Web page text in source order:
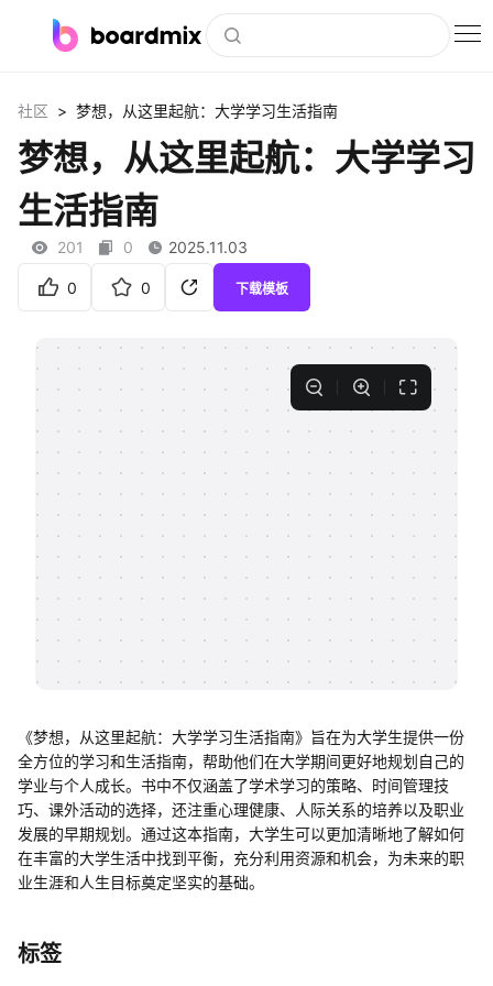
社区资源
会员
企业服务
支持
帮助中心
知识分享社区
社区 > 梦想，从这里起航：大学学习生活指南
梦想，从这里起航：大学学习
生活指南
201 0 2025.11.03
0 0 下载模板
《梦想，从这里起航：大学学习生活指南》旨在为大学生提供一份
全方位的学习和生活指南，帮助他们在大学期间更好地规划自己的
学业与个人成长。书中不仅涵盖了学术学习的策略、时间管理技
巧、课外活动的选择，还注重心理健康、人际关系的培养以及职业
发展的早期规划。通过这本指南，大学生可以更加清晰地了解如何
在丰富的大学生活中找到平衡，充分利用资源和机会，为未来的职
业生涯和人生目标奠定坚实的基础。
标签